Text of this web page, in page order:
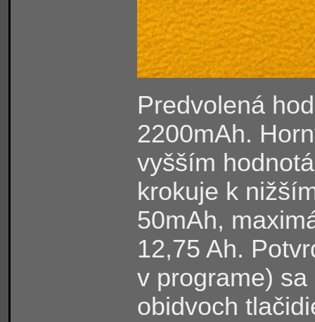
Predvolená
2200mAh.
vyšším
krokuje k
50mAh,
12,75 Ah.
v programe)
obidvoch